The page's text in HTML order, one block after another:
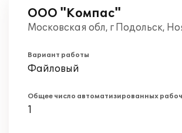
ООО "Компас"
Московская обл, г Подольск,
Вариант работы
Файловый
Общее число автоматизированных
1